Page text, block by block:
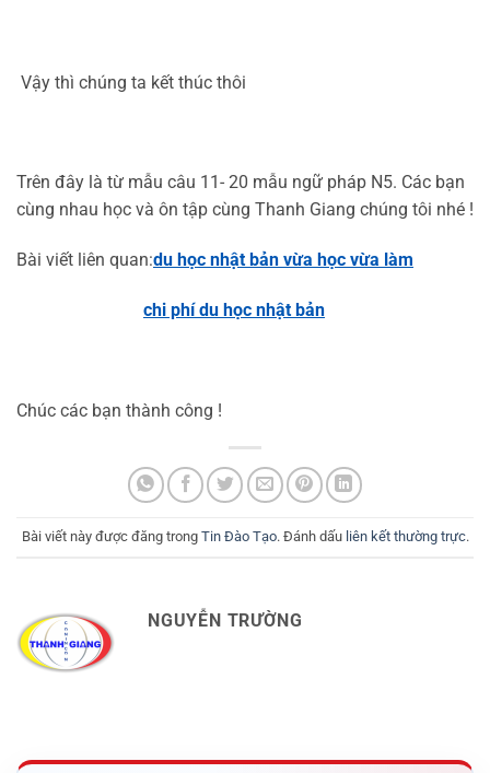
Vậy thì chúng ta kết thúc thôi
Trên đây là từ mẫu câu 11- 20 mẫu ngữ pháp N5. Các bạn
cùng nhau học và ôn tập cùng Thanh Giang chúng tôi nhé !
Bài viết liên quan:du học nhật bản vừa học vừa làm
chi phí du học nhật bản
Chúc các bạn thành công !
Bài viết này được đăng trong Tin Đào Tạo. Đánh dấu liên kết thường trực.
NGUYỄN TRƯỜNG